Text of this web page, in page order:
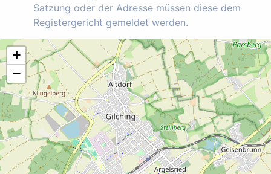
Satzung oder der Adresse müssen diese dem
Registergericht gemeldet werden.
+
−